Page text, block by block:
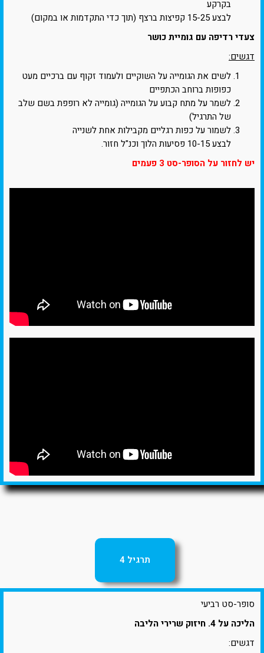
בקרקע
לבצע 15-25 קפיצות ברצף (תוך כדי התקדמות או במקום)
צעדי רדיפה עם גומיית כושר
דגשים:
לשים את הגומייה על השוקיים ולעמוד זקוף עם ברכיים מעט
כפופות ברוחב הכתפיים
לשמר על מתח קבוע על הגומייה (גומייה לא רופפת בשם שלב
של התרגיל)
לשמור על כפות רגליים מקבילות אחת לשנייה
לבצע 10-15 פסיעות הלוך וכנ"ל חזור.
יש לחזור על הסופר-סט 3 פעמים
תרגיל 4
סופר-סט רביעי
הליכה על 4. חיזוק שרירי הליבה
דגשים: